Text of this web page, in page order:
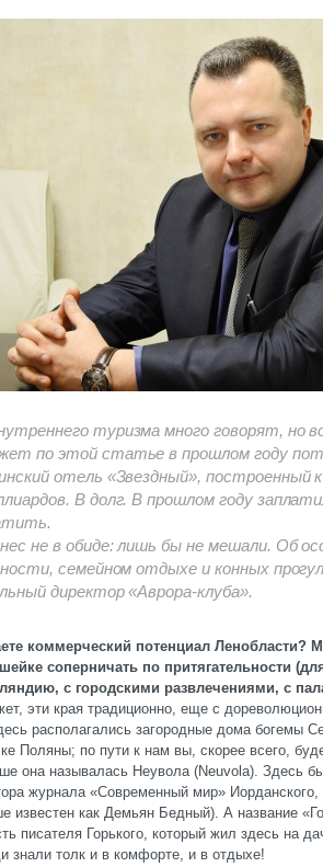
туризма много говорят,
по этой статье в прошлом году
отель «Звездный», построенный
В долг. В прошлом году
не в обиде: лишь бы не мешали. Об
семейном отдыхе и конных
директор «Аврора-клуба».
коммерческий потенциал Ленобласти?
соперничать по притягательности
с городскими развлечениями, с
эти края традиционно, еще с
располагались загородные дома богемы
Поляны; по пути к нам вы, скорее всего,
она называлась Неувола (Neuvola). Здесь
журнала «Современный мир»
известен как Демьян Бедный). А название
писателя Горького, который жил здесь на
знали толк и в комфорте, и в отдыхе!